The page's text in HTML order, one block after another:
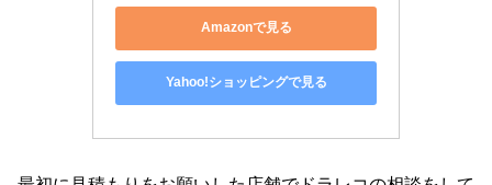
Amazonで見る
Yahoo!ショッピングで見る